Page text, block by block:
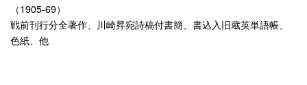
（1905-69）
戦前刊行分全著作、川崎昇宛詩稿付書簡、書込入旧蔵英単語帳、
色紙、他